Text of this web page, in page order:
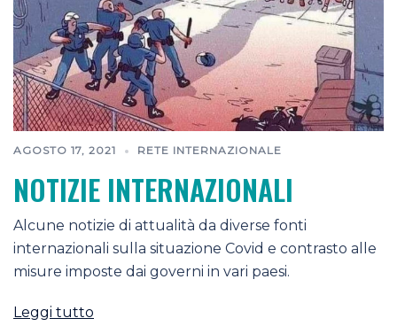
AGOSTO 17, 2021 RETE INTERNAZIONALE
NOTIZIE INTERNAZIONALI
Alcune notizie di attualità da diverse fonti
internazionali sulla situazione Covid e contrasto alle
misure imposte dai governi in vari paesi.
Leggi tutto